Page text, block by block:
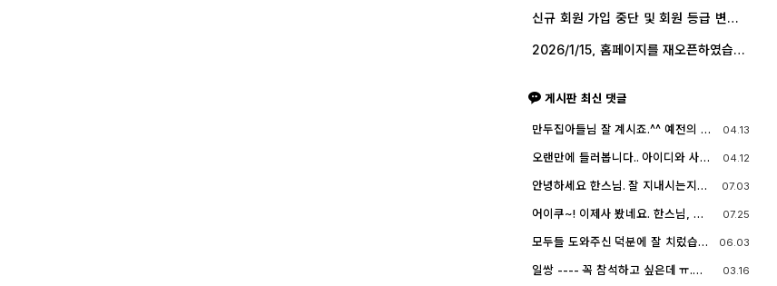
신규 회원 가입 중단 및 회원 등급 변경
2026/1/15, 홈페이지를 재오픈하였습니
게시판 최신 댓글
만두집아들님 잘 계시죠.^^ 예전의 그
기억이 납니다. ^^;; djslr 홈페이지 활
동 및 사진 활동이 예전 같지는 않지
만, 동호회 활동의 추억을 남길 겸 가
능한 계속 홈페이지를 유지할 예정입
요.^^
04.13
오랜만에 들러봅니다.. 아이디와 사진
네요^^.. 다들 잘 지내시죠? 제가 이곳
에서 활동할때 까마득했던 회원님들
이었는데 이제 제가 그 나이가 되버렸
습니다^^..
04.12
안녕하세요 한스님. 잘 지내시는지
시간이었습니다
07.03
어이쿠~! 이제사 봤네요. 한스님, 안
07.25
모두들 도와주신 덕분에 잘 치렀습니
06.03
일쌍 ---- 꼭 참석하고 싶은데 ㅠ.
03.16